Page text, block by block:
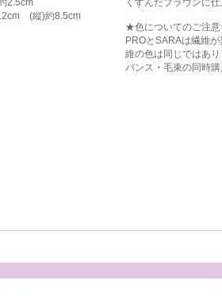
(縦)約8.5cm
★色についてのご注
PROとSARAは繊維
維の色は同じではあり
バンス・毛束の同時